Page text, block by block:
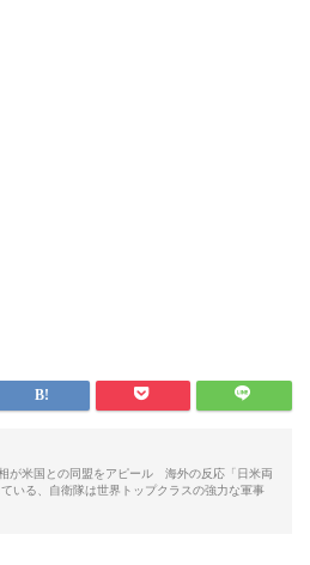
が米国との同盟をアピール 海外の反応「日米両
いる、自衛隊は世界トップクラスの強力な軍事